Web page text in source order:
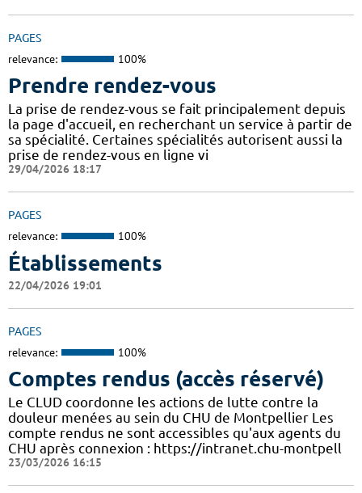
PAGES
relevance: 100%
Prendre rendez-vous
La prise de rendez-vous se fait principalement depuis
la page d'accueil, en recherchant un service à partir de
sa spécialité. Certaines spécialités autorisent aussi la
prise de rendez-vous en ligne vi
29/04/2026 18:17
PAGES
relevance: 100%
Établissements
22/04/2026 19:01
PAGES
relevance: 100%
Comptes rendus (accès réservé)
Le CLUD coordonne les actions de lutte contre la
douleur menées au sein du CHU de Montpellier Les
compte rendus ne sont accessibles qu'aux agents du
CHU après connexion : https://intranet.chu-montpell
23/03/2026 16:15